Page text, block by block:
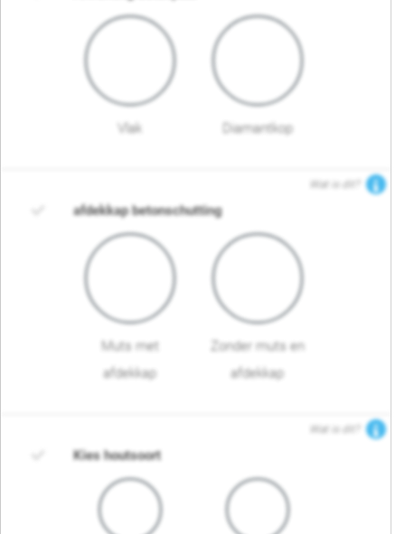
Vlak Diamantkop
Wat is dit?
afdekkap betonschutting
Muts met
afdekkap
Zonder muts en
afdekkap
Wat is dit?
Kies houtsoort